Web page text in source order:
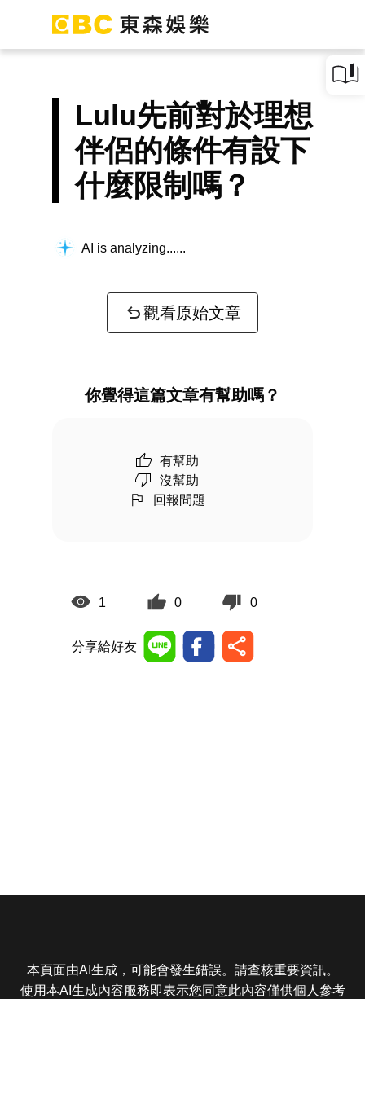
Lulu先前對於理想
伴侶的條件有設下
什麼限制嗎？
AI is analyzing...
觀看原始文章
你覺得這篇文章有幫助嗎？
有幫助
沒幫助
回報問題
1 0 0
分享給好友
本頁面由AI生成，可能會發生錯誤。請查核重要資訊。
使用本AI生成內容服務即表示您同意此內容僅供個人參考